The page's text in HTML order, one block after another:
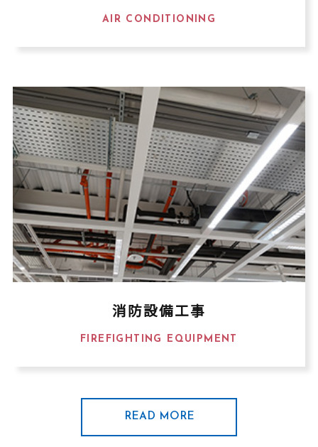
AIR CONDITIONING
消防設備工事
FIREFIGHTING EQUIPMENT
READ MORE